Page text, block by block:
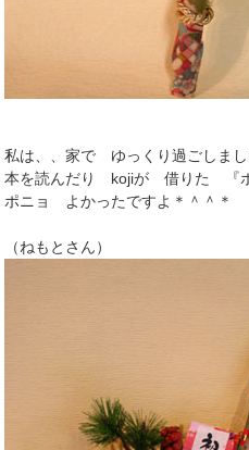
私は、、家で ゆっくり過ごしまし
本を読んだり kojiが 借りた 『ポ
ポニョ よかったですよ＊＾＾＊
（ねもとさん）